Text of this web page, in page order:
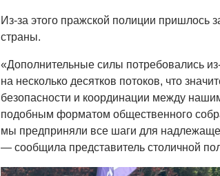
Из-за этого пражской полиции пришлось
страны.
«Дополнительные силы потребовались
на несколько десятков потоков, что
безопасности и координации между
подобным форматом общественного
мы предприняли все шаги для
— сообщила представитель столичной